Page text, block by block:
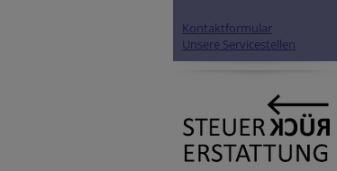
Kontaktformular
Unsere Servicestellen